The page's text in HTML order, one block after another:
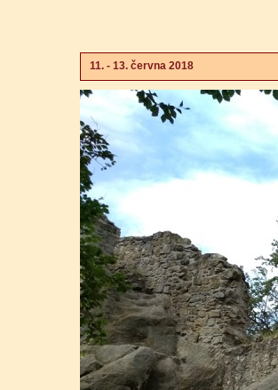
11. - 13. června 2018